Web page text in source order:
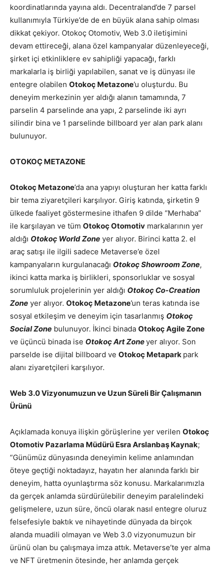
koordinatlarında yayına aldı. Decentraland’de 7 parsel
kullanımıyla Türkiye’de de en büyük alana sahip olması
dikkat çekiyor. Otokoç Otomotiv, Web 3.0 iletişimini
devam ettireceği, alana özel kampanyalar düzenleyeceği,
şirket içi etkinliklere ev sahipliği yapacağı, farklı
markalarla iş birliği yapılabilen, sanat ve iş dünyası ile
entegre olabilen Otokoç Metazone’u oluşturdu. Bu
deneyim merkezinin yer aldığı alanın tamamında, 7
parselin 4 parselinde ana yapı, 2 parselinde iki ayrı
silindir bina ve 1 parselinde billboard yer alan park alanı
bulunuyor.
OTOKOÇ METAZONE
Otokoç Metazone’da ana yapıyı oluşturan her katta farklı
bir tema ziyaretçileri karşılıyor. Giriş katında, şirketin 9
ülkede faaliyet göstermesine ithafen 9 dilde “Merhaba”
ile karşılayan ve tüm Otokoç Otomotiv markalarının yer
aldığı Otokoç World Zone yer alıyor. Birinci katta 2. el
araç satışı ile ilgili sadece Metaverse’e özel
kampanyaların kurgulanacağı Otokoç Showroom Zone,
ikinci katta marka iş birlikleri, sponsorluklar ve sosyal
sorumluluk projelerinin yer aldığı Otokoç Co-Creation
Zone yer alıyor. Otokoç Metazone’un teras katında ise
sosyal etkileşim ve deneyim için tasarlanmış Otokoç
Social Zone bulunuyor. İkinci binada Otokoç Agile Zone
ve üçüncü binada ise Otokoç Art Zoneyer alıyor. Son
parselde ise dijital billboard ve Otokoç Metapark park
alanı ziyaretçileri karşılıyor.
Web 3.0 Vizyonumuzun ve Uzun Süreli Bir Çalışmanın
Ürünü
Açıklamada konuya ilişkin görüşlerine yer verilen Otokoç
Otomotiv Pazarlama Müdürü Esra Arslanbaş Kaynak;
“Günümüz dünyasında deneyimin kelime anlamından
öteye geçtiği noktadayız, hayatın her alanında farklı bir
deneyim, hatta oyunlaştırma söz konusu. Markalarımızla
da gerçek anlamda sürdürülebilir deneyim paralelindeki
gelişmelere, uzun süre, öncü olarak nasıl entegre oluruz
felsefesiyle baktık ve nihayetinde dünyada da birçok
alanda muadili olmayan ve Web 3.0 vizyonumuzun bir
ürünü olan bu çalışmaya imza attık. Metaverse’te yer alma
ve NFT üretmenin ötesinde, her anlamda gerçek